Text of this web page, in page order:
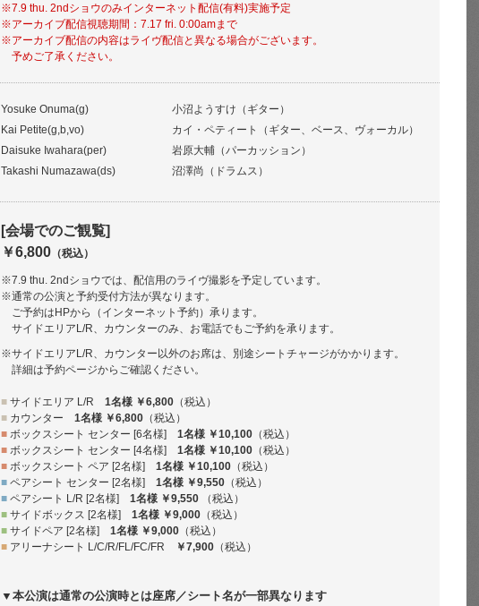
※7.9 thu. 2ndショウのみインターネット配信(有料)実施予定
※アーカイブ配信視聴期間：7.17 fri. 0:00amまで
※アーカイブ配信の内容はライヴ配信と異なる場合がございます。
予めご了承ください。
Yosuke Onuma(g)
小沼ようすけ（ギター）
Kai Petite(g,b,vo)
カイ・ペティート（ギター、ベース、ヴォーカル）
Daisuke Iwahara(per)
岩原大輔（パーカッション）
Takashi Numazawa(ds)
沼澤尚（ドラムス）
[会場でのご観覧]
￥6,800 （税込）
※7.9 thu. 2ndショウでは、配信用のライヴ撮影を予定しています。
※通常の公演と予約受付方法が異なります。
ご予約はHPから（インターネット予約）承ります。
サイドエリアL/R、カウンターのみ、お電話でもご予約を承ります。
※サイドエリアL/R、カウンター以外のお席は、別途シートチャージがかかります。
詳細は予約ページからご確認ください。
■ サイドエリア L/R 1名様 ￥6,800 （税込）
■ カウンター 1名様 ￥6,800 （税込）
■ ボックスシート センター [6名様] 1名様 ￥10,100 （税込）
■ ボックスシート センター [4名様] 1名様 ￥10,100 （税込）
■ ボックスシート ペア [2名様] 1名様 ￥10,100 （税込）
■ ペアシート センター [2名様] 1名様 ￥9,550 （税込）
■ ペアシート L/R [2名様] 1名様 ￥9,550
（税込）
■ サイドボックス [2名様] 1名様 ￥9,000 （税込）
■ サイドペア [2名様] 1名様 ￥9,000 （税込）
■ アリーナシート L/C/R/FL/FC/FR ￥7,900 （税込）
▼本公演は通常の公演時とは座席／シート名が一部異なります